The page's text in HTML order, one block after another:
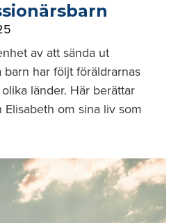
av att sända ut
barn har följt föräldrarnas
länder. Här berättar
Elisabeth om sina liv som